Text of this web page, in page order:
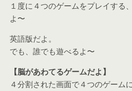
１度に４つのゲームをプレイする
よ〜
英語版だよ。
でも、誰でも遊べるよ〜
【脳があわてるゲームだよ】
４分割された画面で４つのゲーム